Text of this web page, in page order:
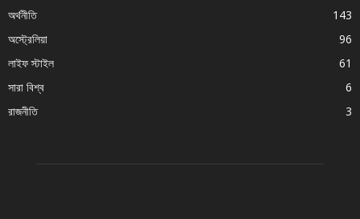
অর্থনীতি
143
অস্ট্রেলিয়া
96
লাইফ স্টাইল
61
সারা বিশ্ব
6
রাজনীতি
3